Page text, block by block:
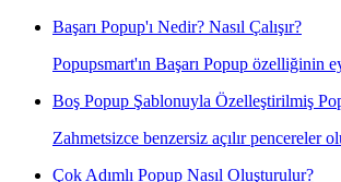
Başarı Popup'ı Nedir? Nasıl Çalışır?
Popupsmart'ın Başarı Popup özelliğinin
Boş Popup Şablonuyla Özelleştirilmiş
Zahmetsizce benzersiz açılır pencereler
Çok Adımlı Popup Nasıl Oluşturulur?